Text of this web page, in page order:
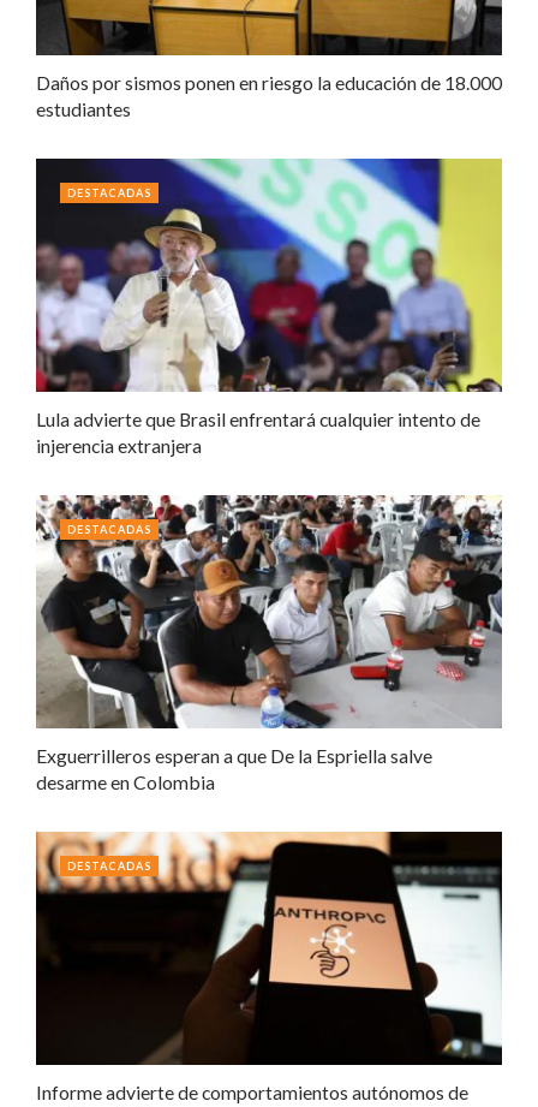
Daños por sismos ponen en riesgo la educación de 18.000
estudiantes
Lula advierte que Brasil enfrentará cualquier intento de
injerencia extranjera
DESTACADAS
Exguerrilleros esperan a que De la Espriella salve
desarme en Colombia
DESTACADAS
Informe advierte de comportamientos autónomos de
DESTACADAS